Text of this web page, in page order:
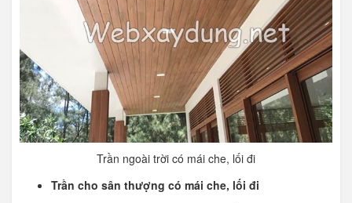
Trần ngoài trời có mái che, lối đi
Trần cho sân thượng có mái che, lối đi